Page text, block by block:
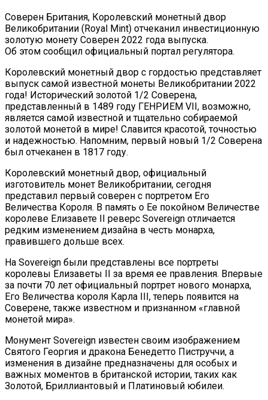
Соверен Британия, Королевский монетный двор
Великобритании (Royal Mint) отчеканил инвестиционную
золотую монету Соверен 2022 года выпуска.
Об этом сообщил официальный портал регулятора.
Королевский монетный двор с гордостью представляет
выпуск самой известной монеты Великобритании 2022
года! Исторический золотой 1/2 Соверена,
представленный в 1489 году ГЕНРИЕМ VII, возможно,
является самой известной и тщательно собираемой
золотой монетой в мире! Славится красотой, точностью
и надежностью. Напомним, первый новый 1/2 Соверена
был отчеканен в 1817 году.
Королевский монетный двор, официальный
изготовитель монет Великобритании, сегодня
представил первый соверен с портретом Его
Величества Короля. В память о Ее покойном Величестве
королеве Елизавете II реверс Sovereign отличается
редким изменением дизайна в честь монарха,
правившего дольше всех.
На Sovereign были представлены все портреты
королевы Елизаветы II за время ее правления. Впервые
за почти 70 лет официальный портрет нового монарха,
Его Величества короля Карла III, теперь появится на
Соверене, также известном и признанном «главной
монетой мира».
Монумент Sovereign известен своим изображением
Святого Георгия и дракона Бенедетто Пиструччи, а
изменения в дизайне предназначены для особых и
важных моментов в британской истории, таких как
Золотой, Бриллиантовый и Платиновый юбилеи.